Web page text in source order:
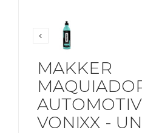
MAKKER
VONIXX - UN